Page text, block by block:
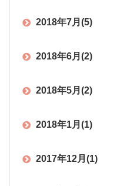
2018年7月 (5)
2018年6月 (2)
2018年5月 (2)
2018年1月 (1)
2017年12月 (1)